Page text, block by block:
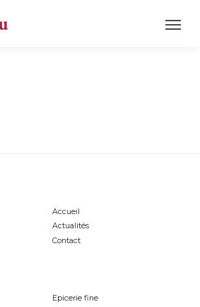
Accueil
Actualités
Contact
Epicerie fine